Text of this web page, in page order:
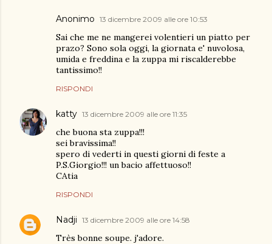
Anonimo 13 dicembre 2009 alle ore 10:53
Sai che me ne mangerei volentieri un piatto per
prazo? Sono sola oggi, la giornata e' nuvolosa,
umida e freddina e la zuppa mi riscalderebbe
tantissimo!!
RISPONDI
katty 13 dicembre 2009 alle ore 11:35
che buona sta zuppa!!!
sei bravissima!!
spero di vederti in questi giorni di feste a
P.S.Giorgio!!! un bacio affettuoso!!
CAtia
RISPONDI
Nadji 13 dicembre 2009 alle ore 14:58
Très bonne soupe. j'adore.